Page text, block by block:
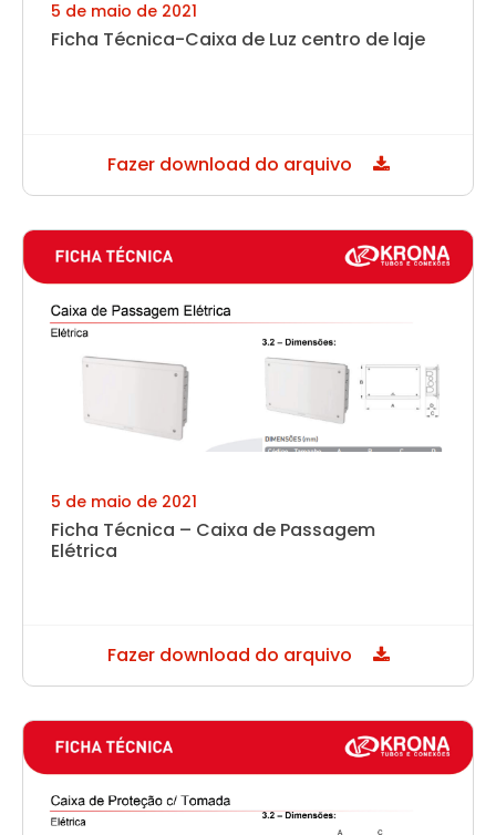
5 de maio de 2021
Ficha Técnica-Caixa de Luz centro de laje
Fazer download do arquivo
5 de maio de 2021
Ficha Técnica – Caixa de Passagem
Elétrica
Fazer download do arquivo